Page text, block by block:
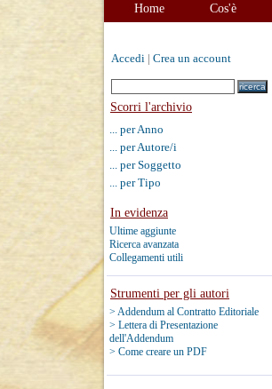
Home Cos'è
Accedi Crea un account
Scorri l'archivio
... per Anno
... per Autore/i
... per Soggetto
... per Tipo
In evidenza
Ultime aggiunte
Ricerca avanzata
Collegamenti utili
Strumenti per gli autori
> Addendum al Contratto Editoriale
> Lettera di Presentazione
dell'Addendum
> Come creare un PDF